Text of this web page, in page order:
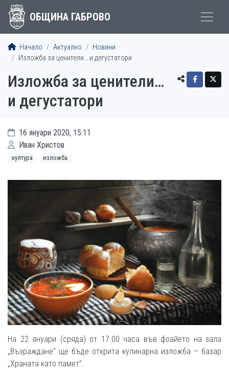
ОБЩИНА ГАБРОВО
Начало Актуално
Новини
Изложба за ценители… и дегустатори
Изложба за ценители…
и дегустатори
16 януари 2020, 15:11
Иван Христов
култура изложба
На 22 януари (сряда) от 17.00 часа във фоайето на зала
„Възраждане“ ще бъде открита кулинарна изложба – базар
„Храната като памет”.